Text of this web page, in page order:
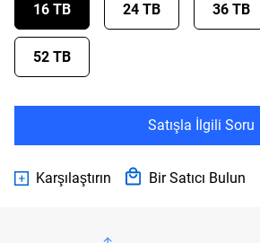
16 TB 24 TB 36 TB
52 TB
Satışla İlgili Soru
Karşılaştırın Bir Satıcı Bulun